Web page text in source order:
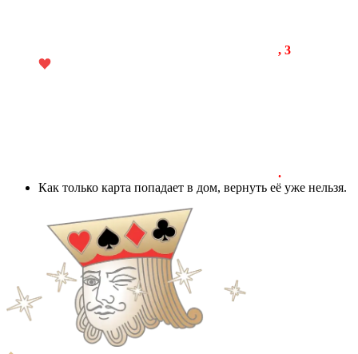
, 3
.
Как только карта попадает в дом, вернуть её уже нельзя.